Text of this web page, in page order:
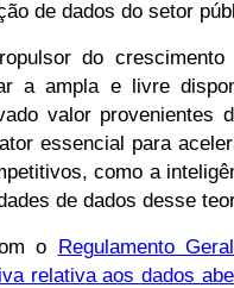
de dados do setor
do
a ampla e livre
valor provenientes
essencial para
como a
de dados desse
o Regulamento
relativa aos dados